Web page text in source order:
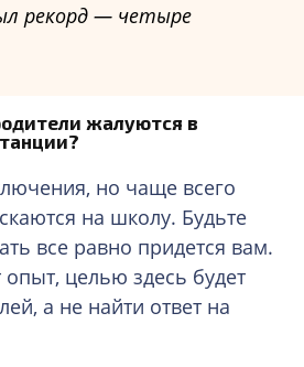
рекорд — четыре
жалуются в
но чаще всего
на школу. Будьте
все равно придется вам.
целью здесь будет
а не найти ответ на